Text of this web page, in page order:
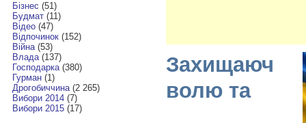
Бізнес (51)
Будмат(11)
Відео(47)
Відпочинок(152)
Війна(53)
Влада(137)
Господарка(380)
Гурман(1)
Дрогобиччина(2 265)
Вибори 2014(7)
Вибори 2015(17)
Захищаюч
волю та